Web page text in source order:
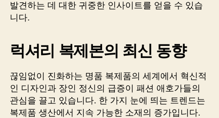
발견하는 데 대한 귀중한 인사이트를 얻을 수 있습
니다.
럭셔리 복제본의 최신 동향
끊임없이 진화하는 명품 복제품의 세계에서 혁신적
인 디자인과 장인 정신의 급증이 패션 애호가들의
관심을 끌고 있습니다. 한 가지 눈에 띄는 트렌드는
복제품 생산에서 지속 가능한 소재의 증가입니다.